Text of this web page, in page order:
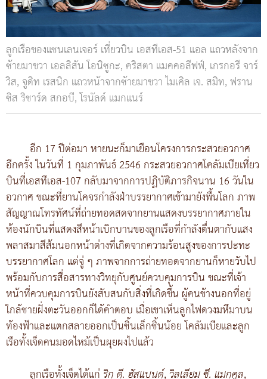
ลูกเรือของแชนเลนเจอร์ เที่ยวบิน เอสทีเอส-51 แอล แถวหลังจาก
ซ้ายมาขวา เอลลิสัน โอนิซูกะ, คริสตา แมคคอลีฟฟ์, เกรกอรี จาร์
วิส, จูดิท เรสนิก แถวหน้าจากซ้ายมาขวา ไมเคิล เจ. สมิท, ฟราน
ซิส ริชาร์ด สกอบี, โรนัลด์ แมกแนร์
อีก 17 ปีต่อมา หายนะก็มาเยือนโครงการกระสวยอวกาศ
อีกครั้ง ในวันที่ 1 กุมภาพันธ์ 2546 กระสวยอวกาศโคลัมเบียเที่ยว
บินที่เอสทีเอส-107 กลับมาจากการปฏิบัติภารกิจนาน 16 วันใน
อวกาศ ขณะที่ยานโคจรกำลังฝ่าบรรยากาศเข้ามายังพื้นโลก ภาพ
สัญญาณโทรทัศน์ที่ถ่ายทอดสดจากยานแสดงบรรยากาศภายใน
ห้องนักบินที่แสดงสีหน้าเบิกบานของลูกเรือที่กำลังตื่นตากับแสง
พลาสมาสีส้มนอกหน้าต่างที่เกิดจากความร้อนสูงของการปะทะ
บรรยากาศโลก แต่จู่ ๆ ภาพจากการถ่ายทอดจากยานก็หายวับไป
พร้อมกับการสื่อสารทางวิทยุกับศูนย์ควบคุมการบิน ขณะที่เจ้า
หน้าที่ควบคุมการบินยังสับสนกับสิ่งที่เกิดขึ้น ผู้คนข้างนอกที่อยู่
ใกล้ชายฝั่งตะวันออกก็ได้คำตอบ เมื่อเขาเห็นลูกไฟดวงมหึมาบน
ท้องฟ้าและแตกสลายออกเป็นชิ้นเล็กชิ้นน้อย โคลัมเบียและลูก
เรือทั้งเจ็ดคนมอดไหม้เป็นผุยผงไปแล้ว